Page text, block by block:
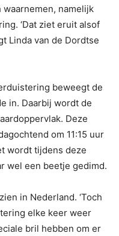
namelijk
‘Dat ziet eruit alsof
Linda van de Dordtse
beweegt de
in. Daarbij wordt de
Deze
om 11:15 uur
wordt tijdens deze
wel een beetje gedimd.
in Nederland. ‘Toch
elke keer weer
bril hebben om er